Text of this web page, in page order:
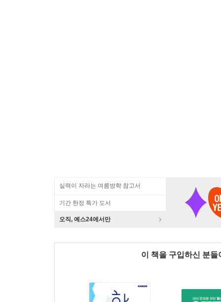
실력이 자라는 여름방학 참고서
기간 한정 특가 도서
오직, 예스24에서만
이 책을 구입하신 분